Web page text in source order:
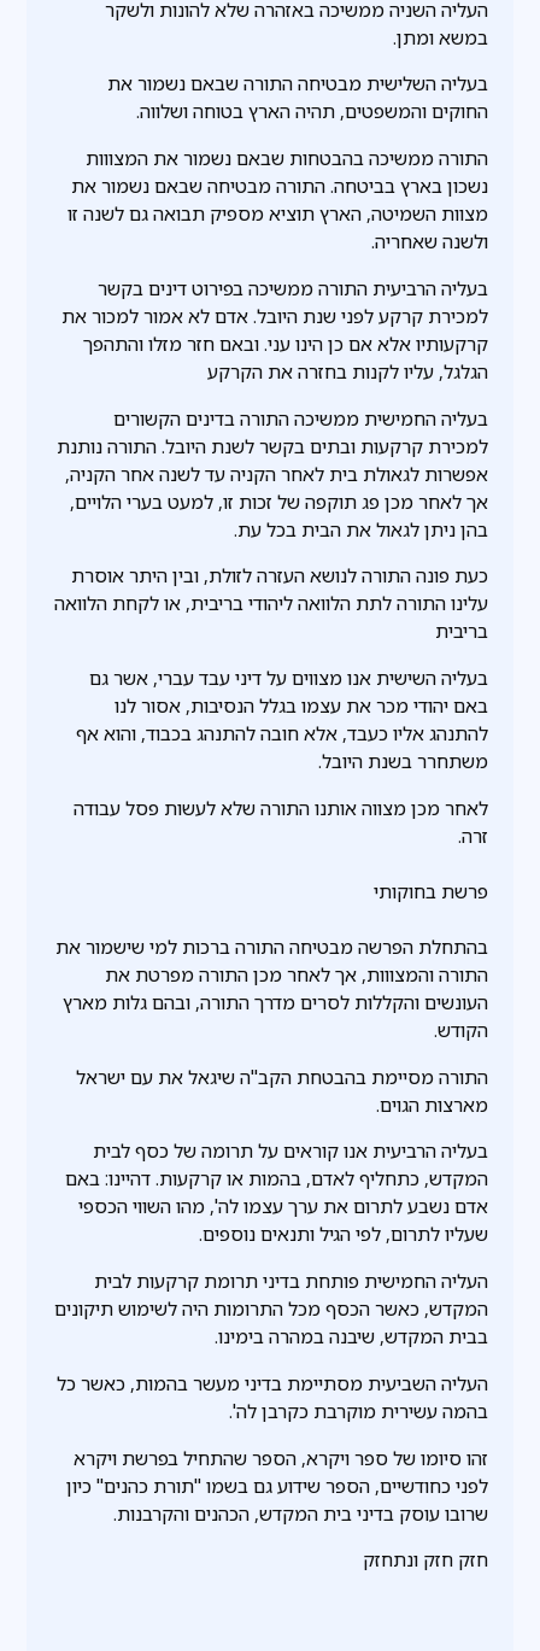
העליה השניה ממשיכה באזהרה שלא להונות ולשקר
במשא ומתן.
בעליה השלישית מבטיחה התורה שבאם נשמור את
החוקים והמשפטים, תהיה הארץ בטוחה ושלווה.
התורה ממשיכה בהבטחות שבאם נשמור את המצווות
נשכון בארץ בביטחה. התורה מבטיחה שבאם נשמור את
מצוות השמיטה, הארץ תוציא מספיק תבואה גם לשנה זו
ולשנה שאחריה.
בעליה הרביעית התורה ממשיכה בפירוט דינים בקשר
למכירת קרקע לפני שנת היובל. אדם לא אמור למכור את
קרקעותיו אלא אם כן הינו עני. ובאם חזר מזלו והתהפך
הגלגל, עליו לקנות בחזרה את הקרקע
בעליה החמישית ממשיכה התורה בדינים הקשורים
למכירת קרקעות ובתים בקשר לשנת היובל. התורה נותנת
אפשרות לגאולת בית לאחר הקניה עד לשנה אחר הקניה,
אך לאחר מכן פג תוקפה של זכות זו, למעט בערי הלויים,
בהן ניתן לגאול את הבית בכל עת.
כעת פונה התורה לנושא העזרה לזולת, ובין היתר אוסרת
עלינו התורה לתת הלוואה ליהודי בריבית, או לקחת הלוואה
בריבית
בעליה השישית אנו מצווים על דיני עבד עברי, אשר גם
באם יהודי מכר את עצמו בגלל הנסיבות, אסור לנו
להתנהג אליו כעבד, אלא חובה להתנהג בכבוד, והוא אף
משתחרר בשנת היובל.
לאחר מכן מצווה אותנו התורה שלא לעשות פסל עבודה
זרה.
פרשת בחוקותי
בהתחלת הפרשה מבטיחה התורה ברכות למי שישמור את
התורה והמצווות, אך לאחר מכן התורה מפרטת את
העונשים והקללות לסרים מדרך התורה, ובהם גלות מארץ
הקודש.
התורה מסיימת בהבטחת הקב"ה שיגאל את עם ישראל
מארצות הגוים.
בעליה הרביעית אנו קוראים על תרומה של כסף לבית
המקדש, כתחליף לאדם, בהמות או קרקעות. דהיינו: באם
אדם נשבע לתרום את ערך עצמו לה', מהו השווי הכספי
שעליו לתרום, לפי הגיל ותנאים נוספים.
העליה החמישית פותחת בדיני תרומת קרקעות לבית
המקדש, כאשר הכסף מכל התרומות היה לשימוש תיקונים
בבית המקדש, שיבנה במהרה בימינו.
העליה השביעית מסתיימת בדיני מעשר בהמות, כאשר כל
בהמה עשירית מוקרבת כקרבן לה'.
זהו סיומו של ספר ויקרא, הספר שהתחיל בפרשת ויקרא
לפני כחודשיים, הספר שידוע גם בשמו "תורת כהנים" כיון
שרובו עוסק בדיני בית המקדש, הכהנים והקרבנות.
חזק חזק ונתחזק